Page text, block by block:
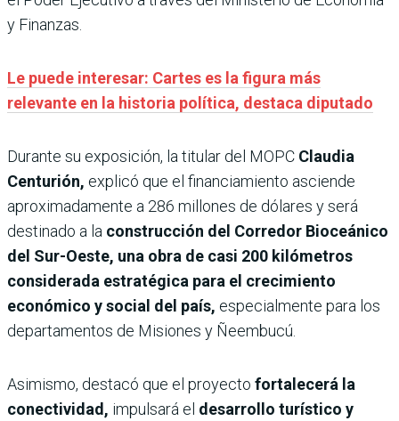
y Finanzas.
Le puede interesar: Cartes es la figura más
relevante en la historia política, destaca diputado
Durante su exposición, la titular del MOPC Claudia
Centurión, explicó que el financiamiento asciende
aproximadamente a 286 millones de dólares y será
destinado a la construcción del Corredor Bioceánico
del Sur-Oeste, una obra de casi 200 kilómetros
considerada estratégica para el crecimiento
económico y social del país, especialmente para los
departamentos de Misiones y Ñeembucú.
Asimismo, destacó que el proyecto fortalecerá la
conectividad, impulsará el desarrollo turístico y